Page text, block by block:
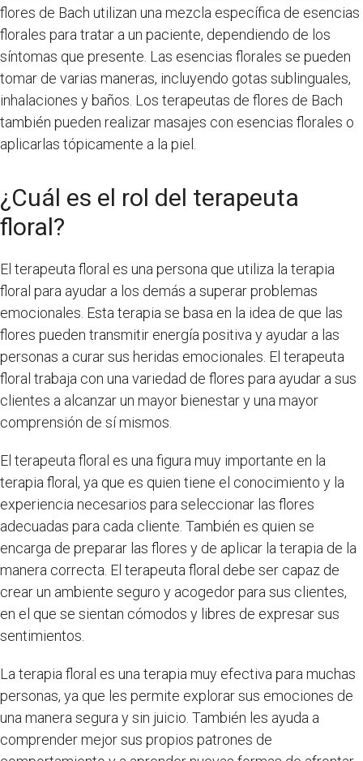
flores de Bach utilizan una mezcla específica de esencias
florales para tratar a un paciente, dependiendo de los
síntomas que presente. Las esencias florales se pueden
tomar de varias maneras, incluyendo gotas sublinguales,
inhalaciones y baños. Los terapeutas de flores de Bach
también pueden realizar masajes con esencias florales o
aplicarlas tópicamente a la piel.
¿Cuál es el rol del terapeuta
floral?
El terapeuta floral es una persona que utiliza la terapia
floral para ayudar a los demás a superar problemas
emocionales. Esta terapia se basa en la idea de que las
flores pueden transmitir energía positiva y ayudar a las
personas a curar sus heridas emocionales. El terapeuta
floral trabaja con una variedad de flores para ayudar a sus
clientes a alcanzar un mayor bienestar y una mayor
comprensión de sí mismos.
El terapeuta floral es una figura muy importante en la
terapia floral, ya que es quien tiene el conocimiento y la
experiencia necesarios para seleccionar las flores
adecuadas para cada cliente. También es quien se
encarga de preparar las flores y de aplicar la terapia de la
manera correcta. El terapeuta floral debe ser capaz de
crear un ambiente seguro y acogedor para sus clientes,
en el que se sientan cómodos y libres de expresar sus
sentimientos.
La terapia floral es una terapia muy efectiva para muchas
personas, ya que les permite explorar sus emociones de
una manera segura y sin juicio. También les ayuda a
comprender mejor sus propios patrones de